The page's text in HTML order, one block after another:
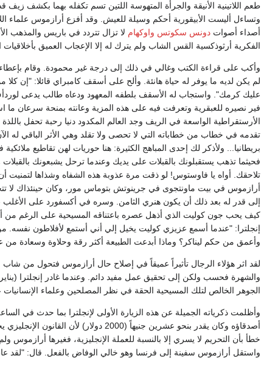
طعم اللاتينية الأنيقة والجرأة المتهوسة اللتين تسم تكفله بهما
وتساءل أليست الأبيقورية أحكم وسيلة للعيش. وقد أفزع أرازموس علماء
أصداء أصوات دونس سكوتس واوكهام لا تزال تتردد في باريس والمذهب
الفكرية أرثوذكسية القس الشاب ولم يترك له إلا الإعجاب العميق بأخلاقيات
وأكب على قراءة الكتب وغالي في ذلك إلى درجة غير محمودة. وقام
لم يكن لديه ما يوفر له حياة هانئة. وألح على أسقف كامبراي قائلا: "إن
الأرستقراطية الواسعة في الريف وجد العالم المكدود دنيا رحبة تحفل
تقدمه في خطاب من خطاباته التي لا تحصى ولا تقلد وهي الأثر الباقي له
بريطانيا... ولأذكر لك إحدى المباهج الكثيرة: هنا حوريات لهن تقاطيع
فحيثما تذهب يستقبلونك بالقبلات على يديك وعندما ترحل يشبعونك
تلاحقك. أواه يا فاوستوس! لو ذقت مرة عذوبة هذه الشفاه وشذاها
أرازموس في بيت ماونتجوى في جرينوتش بتوماس مور، وكان حينئذاك لا
إلى قدر له بعد ذلك أن يكون هنري الثامن. وسره في أكسفورد على الأغلب
كيف يحب جون كوليت الذي أذهل عصره باعتناقه المسيحية على الرغم من
إنجلترا: "عندما أسمع عزيزي كوليت يخيل إلي أني أستمع لأفلاطون
وأعمق من حكم ليناكر؟ وماذا أبدعت الطبيعة أكثر رقة وحلاوة وسعادة من
لقد اثر هؤلاء الرجال تأثيراً عميقاً في إصلاح حال أرازموس فتحول من
الجوهر الخالص لتلك المسيحية الحقة في نظر المصلحين وعلماء
وأظلمت ذكرياته الجميلة عن هذه الزيارة الأولى لإنجلترا بما حدث في
أصدقاؤه وكان يقدر بنحو عشرين جنيهاً
خطأ بأن التحريم لا يسري إلا بالنسبة للعملة الإنجليزية، فغيرها أرازموس
واستقل أرازموس سفينة إلى فرنسا وهو خالي الوفاض بالفعل. قال: "لقد